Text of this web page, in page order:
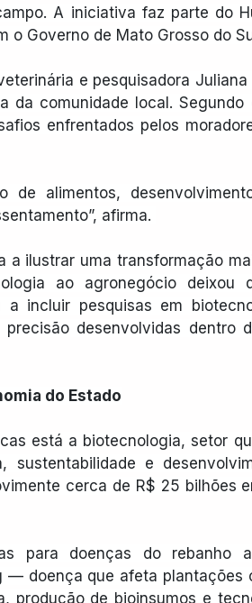
A iniciativa faz parte do
o Governo de Mato Grosso do
e pesquisadora Juliana
da comunidade local.
enfrentados pelos
de alimentos,
afirma.
a ilustrar uma transformação
ao agronegócio deixou
incluir pesquisas em
desenvolvidas dentro
do Estado
está a biotecnologia, setor
sustentabilidade e
cerca de R$ 25 bilhões
para doenças do rebanho
— doença que afeta
produção de bioinsumos e